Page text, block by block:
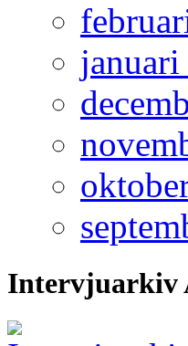
januari
Intervjuarkiv